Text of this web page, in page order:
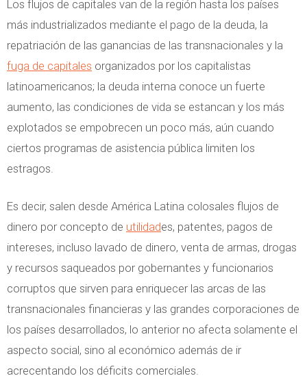
Los flujos de capitales van de la región hasta los países
más industrializados mediante el pago de la deuda, la
repatriación de las ganancias de las transnacionales y la
fuga de capitales organizados por los capitalistas
latinoamericanos; la deuda interna conoce un fuerte
aumento, las condiciones de vida se estancan y los más
explotados se empobrecen un poco más, aún cuando
ciertos programas de asistencia pública limiten los
estragos.
Es decir, salen desde América Latina colosales flujos de
dinero por concepto de utilidades, patentes, pagos de
intereses, incluso lavado de dinero, venta de armas, drogas
y recursos saqueados por gobernantes y funcionarios
corruptos que sirven para enriquecer las arcas de las
transnacionales financieras y las grandes corporaciones de
los países desarrollados, lo anterior no afecta solamente el
aspecto social, sino al económico además de ir
acrecentando los déficits comerciales.